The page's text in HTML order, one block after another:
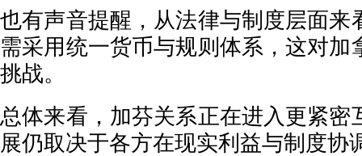
也有声音提醒，从法律与制度层面来
需采用统一货币与规则体系，这对加
挑战。
总体来看，加芬关系正在进入更紧密
展仍取决于各方在现实利益与制度协